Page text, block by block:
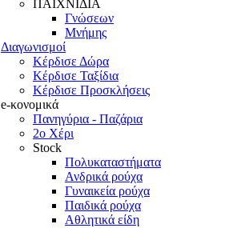
ΠΑΙΧΝΙΔΙΑ
Γνώσεων
Μνήμης
Διαγωνισμοί
Κέρδισε Δώρα
Κέρδισε Ταξίδια
Κέρδισε Προσκλήσεις
e-κονομικά
Πανηγύρια - Παζάρια
2ο Χέρι
Stock
Πολυκαταστήματα
Ανδρικά ρούχα
Γυναικεία ρούχα
Παιδικά ρούχα
Αθλητικά είδη